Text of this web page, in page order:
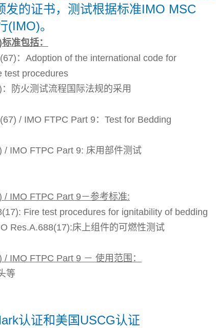
发的证书，测试根据标准IMO MSC
(IMO)。
准包括：
：Adoption of the international code for
test procedures
防火测试流程国际法规的采用
/ IMO FTPC Part 9：Test for Bedding
/ IMO FTPC Part 9: 床用部件测试
/ IMO FTPC Part 9－参考标准:
Fire test procedures for ignitability of bedding
Res.A.688(17):床上组件的可燃性测试
IMO FTPC Part 9 － 使用范围：
等
认证和美国USCG认证